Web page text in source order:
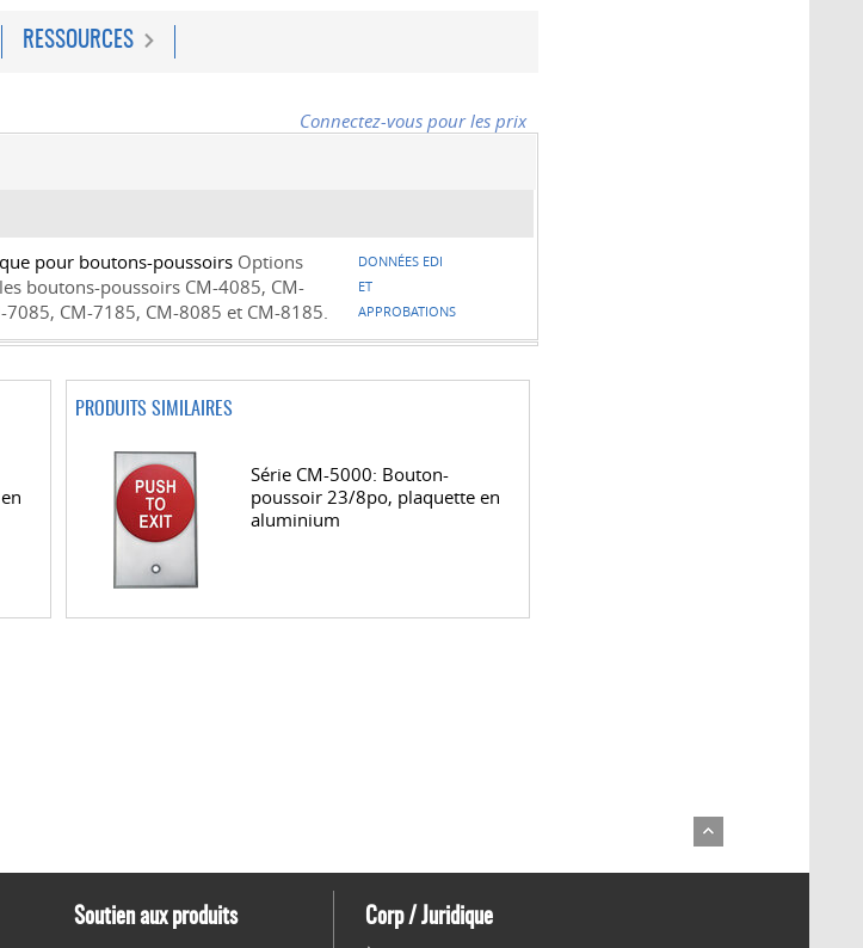
RESSOURCES
Connectez-vous pour les prix
pour boutons-poussoirs Options
boutons-poussoirs CM-4085, CM-
CM-7185, CM-8085 et CM-8185.
DONNÉES EDI
ET
APPROBATIONS
PRODUITS SIMILAIRES
Série CM-5000: Bouton-
poussoir 23/8po, plaquette en
aluminium
Soutien aux produits Corp / Juridique